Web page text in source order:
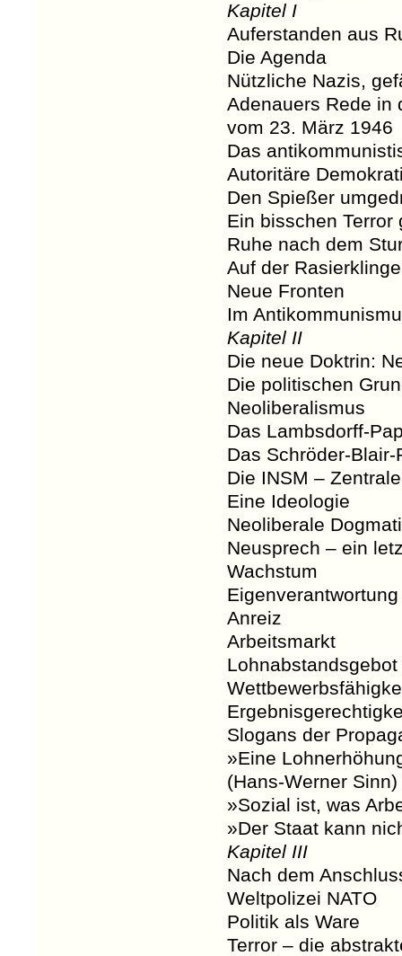
Kapitel I
Auferstanden aus
Die Agenda
Nützliche Nazis,
Adenauers Rede in
vom 23. März 1946
Das
Autoritäre
Den Spießer
Ein bisschen Terror
Ruhe nach dem
Auf der Rasierklinge
Neue Fronten
Im
Kapitel II
Die neue Doktrin:
Die politischen
Neoliberalismus
Das Lambsdorff-
Das Schröder-Blair-
Die INSM –
Eine Ideologie
Neoliberale
Neusprech – ein
Wachstum
Eigenverantwortung
Anreiz
Arbeitsmarkt
Lohnabstandsgebot
Slogans der
»Eine
(Hans-Werner Sinn)
»Sozial ist, was
»Der Staat kann
Kapitel III
Nach dem
Weltpolizei NATO
Politik als Ware
Terror – die